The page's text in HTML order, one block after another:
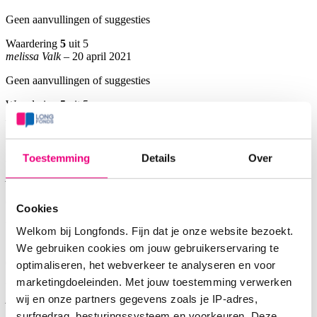
Toestemming Details Over
Cookies
Welkom bij Longfonds. Fijn dat je onze website bezoekt.
We gebruiken cookies om jouw gebruikerservaring te
optimaliseren, het webverkeer te analyseren en voor
marketingdoeleinden. Met jouw toestemming verwerken
wij en onze partners gegevens zoals je IP-adres,
Geen aanvullingen of suggesties
Waardering 5 uit 5
melissa Valk – 20 april 2021
Geen aanvullingen of suggesties
Waardering 5 uit 5
Lemkens –
Geen aanvullingen of suggesties
Waardering5uit 5
A de Jong –25 januari 2021
Geen aanvullingen of suggesties
Waardering 4 uit 5
V Kessel –10 december 2020
Geen aanvullingen of suggesties
Waardering3uit 5
Anna –6 maart 2020